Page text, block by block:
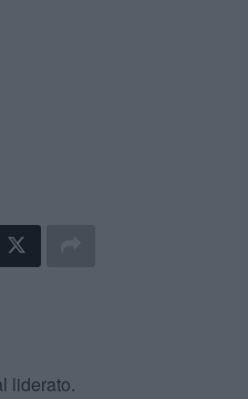
liderato.